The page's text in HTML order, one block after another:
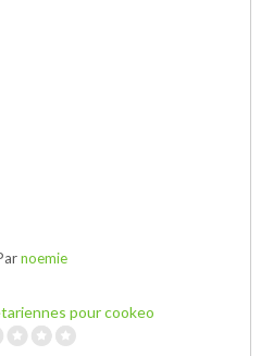
noemie
pour cookeo